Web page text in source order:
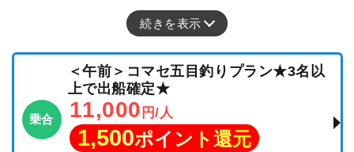
続きを表示
乗合
＜午前＞コマセ五目釣りプラン★3名以
上で出船確定★
11,000 円/人
1,500ポイント還元